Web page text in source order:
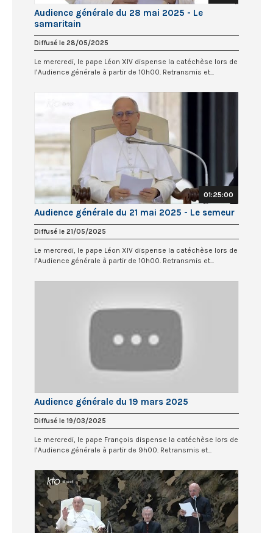
Audience générale du 28 mai 2025 - Le
samaritain
Diffusé le 28/05/2025
Le mercredi, le pape Léon XIV dispense la catéchèse lors de
l’Audience générale à partir de 10h00. Retransmis et...
01:25:00
Audience générale du 21 mai 2025 - Le semeur
Diffusé le 21/05/2025
Le mercredi, le pape Léon XIV dispense la catéchèse lors de
l’Audience générale à partir de 10h00. Retransmis et...
Audience générale du 19 mars 2025
Diffusé le 19/03/2025
Le mercredi, le pape François dispense la catéchèse lors de
l’Audience générale à partir de 9h00. Retransmis et...